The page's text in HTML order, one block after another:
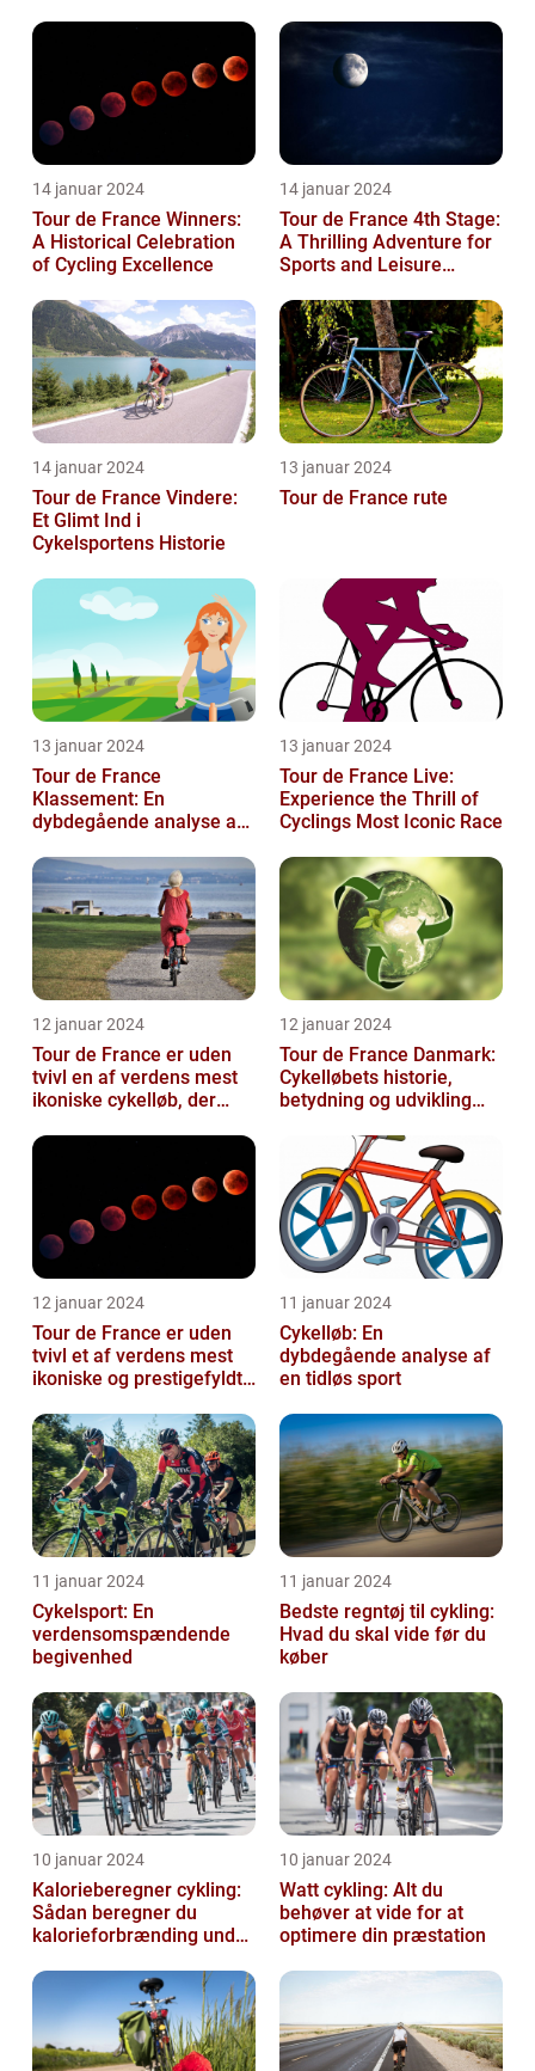
14 januar 2024
Tour de France Winners:
A Historical Celebration
of Cycling Excellence
14 januar 2024
Tour de France 4th Stage:
A Thrilling Adventure for
Sports and Leisure
14 januar 2024
Tour de France Vindere:
Et Glimt Ind i
Cykelsportens Historie
13 januar 2024
Tour de France rute
13 januar 2024
Tour de France
Klassement: En
dybdegående analyse af
13 januar 2024
Tour de France Live:
Experience the Thrill of
Cyclings Most Iconic Race
12 januar 2024
Tour de France er uden
tvivl en af verdens mest
ikoniske cykelløb, der
millioner...
12 januar 2024
Tour de France Danmark:
Cykelløbets historie,
betydning og udvikling
12 januar 2024
Tour de France er uden
tvivl et af verdens mest
ikoniske og prestigefyldte
11 januar 2024
Cykelløb: En
dybdegående analyse af
en tidløs sport
11 januar 2024
Cykelsport: En
verdensomspændende
begivenhed
11 januar 2024
Bedste regntøj til cykling:
Hvad du skal vide før du
køber
10 januar 2024
Kalorieberegner cykling:
Sådan beregner du
kalorieforbrænding under
10 januar 2024
Watt cykling: Alt du
behøver at vide for at
optimere din præstation